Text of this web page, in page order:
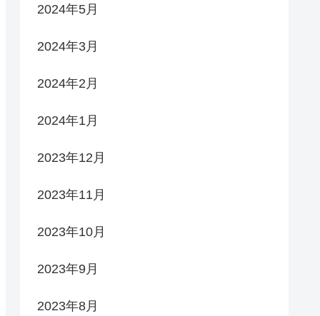
2024年5月
2024年3月
2024年2月
2024年1月
2023年12月
2023年11月
2023年10月
2023年9月
2023年8月